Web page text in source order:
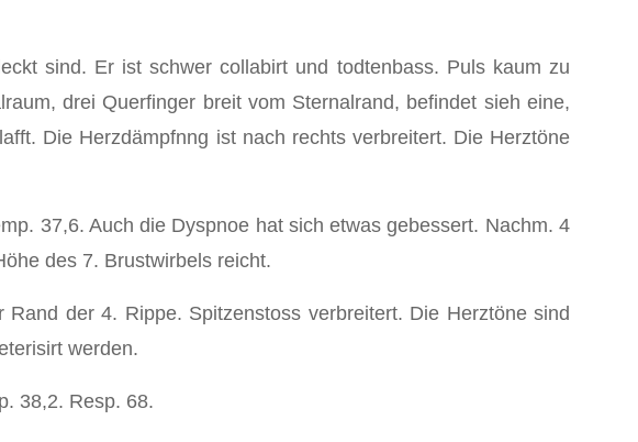
sind. Er ist schwer collabirt und todtenbass. Puls kaum zu
drei Querfinger breit vom Sternalrand, befindet sieh eine,
Die Herzdämpfnng ist nach rechts verbreitert. Die Herztöne
37,6. Auch die Dyspnoe hat sich etwas gebessert. Nachm. 4
des 7. Brustwirbels reicht.
der 4. Rippe. Spitzenstoss verbreitert. Die Herztöne sind
werden.
38,2. Resp. 68.